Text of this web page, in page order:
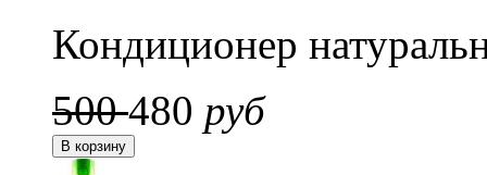
Кондиционер
500480 руб